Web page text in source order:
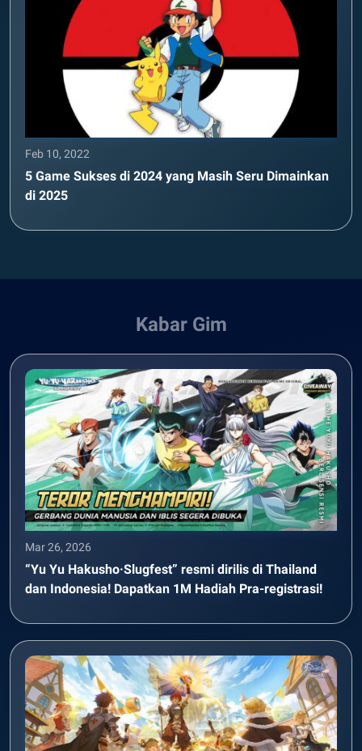
Feb 10, 2022
5 Game Sukses di 2024 yang Masih Seru Dimainkan
di 2025
Kabar Gim
Mar 26, 2026
“Yu Yu Hakusho·Slugfest” resmi dirilis di Thailand
dan Indonesia! Dapatkan 1M Hadiah Pra-registrasi!